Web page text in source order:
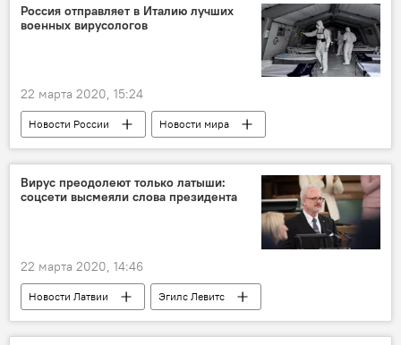
Россия отправляет в Италию лучших
военных вирусологов
22 марта 2020, 15:24
Новости России
Новости мира
Россия
Италия
Минобороны РФ
коронавирус
Вирус преодолеют только латыши:
соцсети высмеяли слова президента
22 марта 2020, 14:46
Новости Латвии
Эгилс Левитс
Латвия
латыши президент